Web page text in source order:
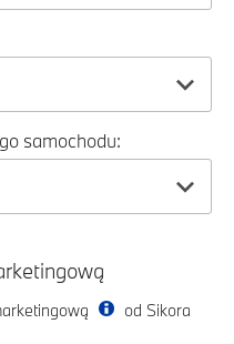
samochodu:
od Sikora